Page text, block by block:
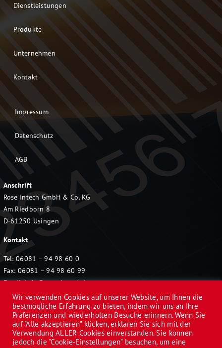
Dienstleistungen
Produkte
Unternehmen
Kontakt
Impressum
Datenschutz
AGB
Anschrift
Rose Intech GmbH & Co. KG
Am Riedborn 8
D-61250 Usingen
Kontakt
Tel: 06081 – 94 98 60 0
Fax: 06081 – 94 98 60 99
Email:info@rose-intech.de
© 2022 Rose Intech GmbH & Co. KG | Alle Rechte
Wir verwenden Cookies auf unserer Website, um Ihnen die
bestmögliche Erfahrung zu bieten, indem wir uns an Ihre
Präferenzen und wiederholten Besuche erinnern. Wenn Sie
auf "Alle akzeptieren" klicken, erklären Sie sich mit der
Verwendung ALLER Cookies einverstanden. Sie können
jedoch die "Cookie-Einstellungen" besuchen, um eine